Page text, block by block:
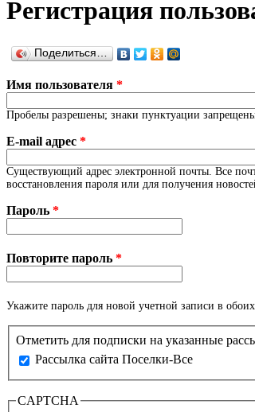
Регистрация
Поделиться…
Имя пользователя *
Пробелы разрешены; знаки пунктуации
E-mail адрес *
Существующий адрес электронной почты. Все
восстановления пароля или для получения
Пароль *
Повторите пароль *
Укажите пароль для новой учетной записи в обоих
Отметить для подписки на указанные
Рассылка сайта Поселки-Все
CAPTCHA